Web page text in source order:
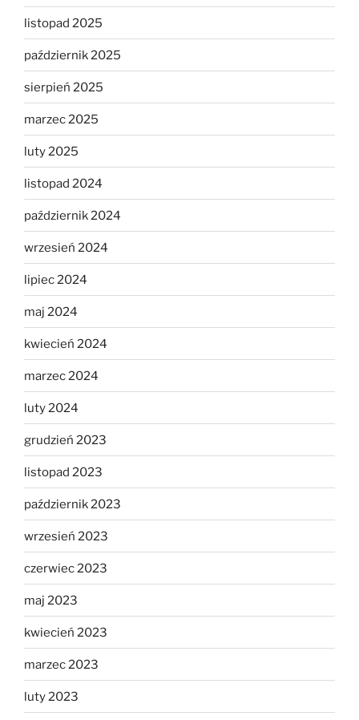
listopad 2025
październik 2025
sierpień 2025
marzec 2025
luty 2025
listopad 2024
październik 2024
wrzesień 2024
lipiec 2024
maj 2024
kwiecień 2024
marzec 2024
luty 2024
grudzień 2023
listopad 2023
październik 2023
wrzesień 2023
czerwiec 2023
maj 2023
kwiecień 2023
marzec 2023
luty 2023